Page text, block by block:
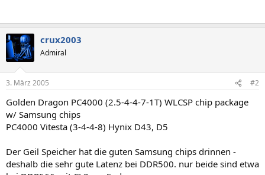
crux2003
Admiral
3. März 2005 #2
Golden Dragon PC4000 (2.5-4-4-7-1T) WLCSP chip package
w/ Samsung chips
PC4000 Vitesta (3-4-4-8) Hynix D43, D5
Der Geil Speicher hat die guten Samsung chips drinnen -
deshalb die sehr gute Latenz bei DDR500. nur beide sind etwa